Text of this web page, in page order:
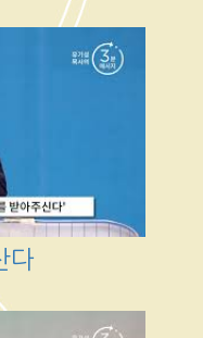
다